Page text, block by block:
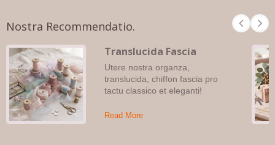
Nostra Recommendatio.
Translucida Fascia
Utere nostra organza,
translucida, chiffon fascia pro
tactu classico et eleganti!
Read More